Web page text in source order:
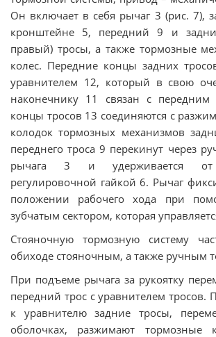
Он включает в себя рычаг 3 (рис. 7),
кронштейне 5, передний 9 и
правый) тросы, а также тормозные
колес. Передние концы задних
уравнителем 12, который в свою
наконечнику 11 связан с передним
концы тросов 13 соединяются с
колодок тормозных механизмов
переднего троса 9 перекинут через
рычага 3 и удерживается от
регулировочной гайкой 6. Рычаг
положении рабочего хода при
зубчатым сектором, которая
Стояночную тормозную систему
обиходе стояночным, а также ручным
При подъеме рычага за рукоятку
передний трос с уравнителем тросов.
к уравнителю задние тросы,
оболочках, разжимают тормозные